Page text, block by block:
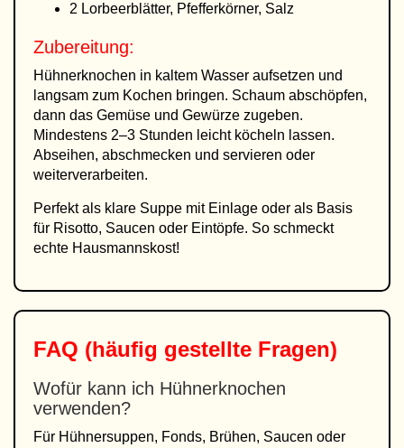
2 Lorbeerblätter, Pfefferkörner, Salz
Zubereitung:
Hühnerknochen in kaltem Wasser aufsetzen und
langsam zum Kochen bringen. Schaum abschöpfen,
dann das Gemüse und Gewürze zugeben.
Mindestens 2–3 Stunden leicht köcheln lassen.
Abseihen, abschmecken und servieren oder
weiterverarbeiten.
Perfekt als klare Suppe mit Einlage oder als Basis
für Risotto, Saucen oder Eintöpfe. So schmeckt
echte Hausmannskost!
FAQ (häufig gestellte Fragen)
Wofür kann ich Hühnerknochen
verwenden?
Für Hühnersuppen, Fonds, Brühen, Saucen oder